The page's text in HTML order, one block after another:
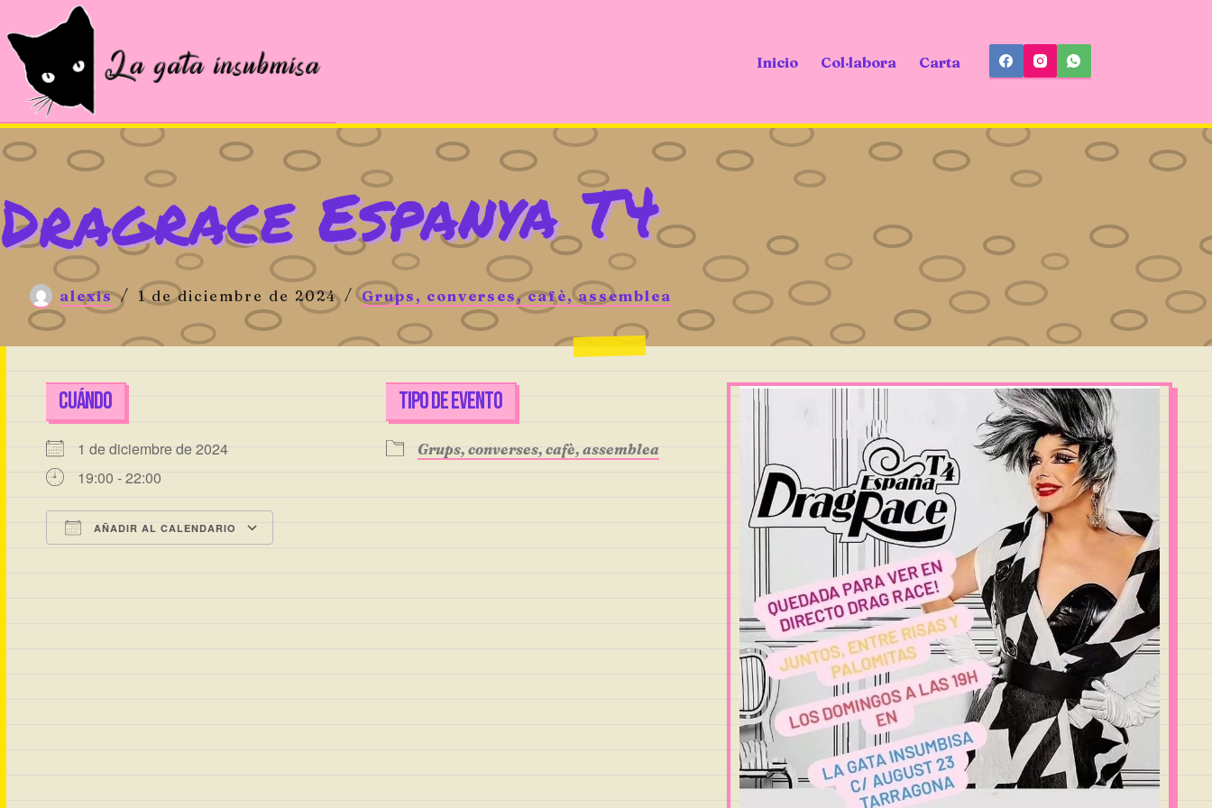
contenido
Inicio
Col·labora Carta
Dragrace Espanya T4
alexis 1 de diciembre de 2024 Grups, converses, cafè, assemblea
CUÁNDO
1 de diciembre de 2024
19:00 - 22:00
AÑADIR AL CALENDARIO
Outlook Live
TIPO DE EVENTO
Grups, converses, cafè, assemblea